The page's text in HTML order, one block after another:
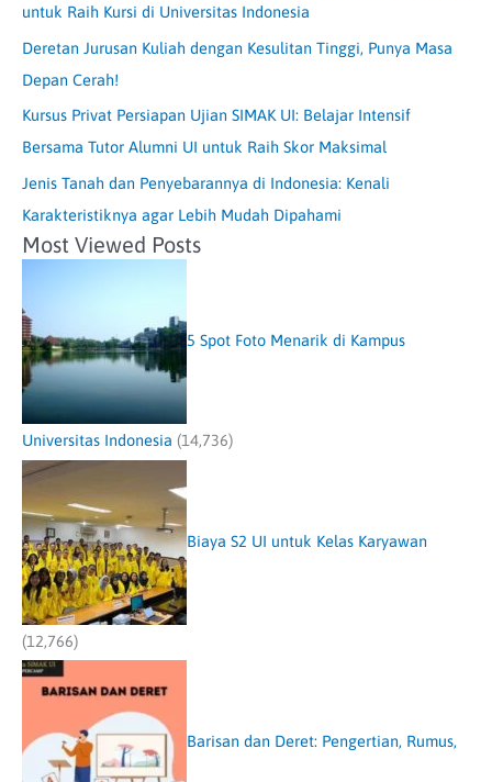
untuk Raih Kursi di Universitas Indonesia
Deretan Jurusan Kuliah dengan Kesulitan Tinggi, Punya Masa
Depan Cerah!
Kursus Privat Persiapan Ujian SIMAK UI: Belajar Intensif
Bersama Tutor Alumni UI untuk Raih Skor Maksimal
Jenis Tanah dan Penyebarannya di Indonesia: Kenali
Karakteristiknya agar Lebih Mudah Dipahami
Most Viewed Posts
5 Spot Foto Menarik di Kampus
Universitas Indonesia (14,736)
Biaya S2 UI untuk Kelas Karyawan
(12,766)
Barisan dan Deret: Pengertian, Rumus,